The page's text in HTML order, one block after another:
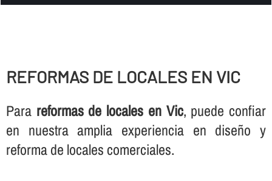
REFORMAS DE LOCALES EN VIC
Para reformas de locales en Vic, puede confiar
en nuestra amplia experiencia en diseño y
reforma de locales comerciales.